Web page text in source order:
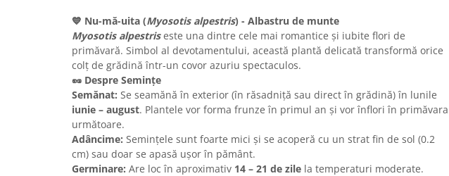
💙 Nu-mă-uita (Myosotis alpestris) - Albastru de munte
Myosotis alpestriseste una dintre cele mai romantice și iubite flori de
primăvară. Simbol al devotamentului, această plantă delicată transformă orice
colț de grădină într-un covor azuriu spectaculos.
🥜 Despre Semințe
Semănat: Se seamănă în exterior (în răsadniță sau direct în grădină) în lunile
iunie – august. Plantele vor forma frunze în primul an și vor înflori în primăvara
următoare.
Adâncime: Semințele sunt foarte mici și se acoperă cu un strat fin de sol (0.2
cm) sau doar se apasă ușor în pământ.
Germinare: Are loc în aproximativ 14 – 21 de zile la temperaturi moderate.